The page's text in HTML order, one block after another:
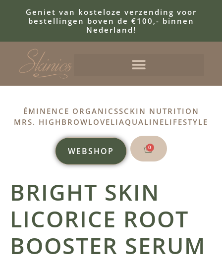
Geniet van kosteloze verzending voor
bestellingen boven de €100,- binnen
Nederland!
ÉMINENCE ORGANICSSCKIN NUTRITION
MRS. HIGHBROWLOVELIAQUALINELIFESTYLE
WEBSHOP 0
BRIGHT SKIN
LICORICE ROOT
BOOSTER SERUM